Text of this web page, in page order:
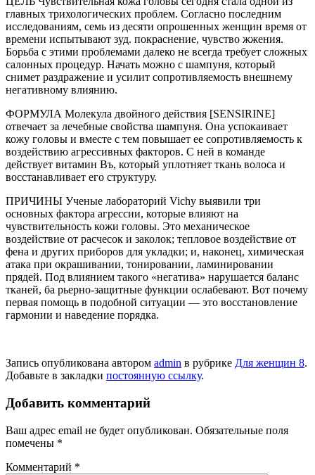
главных трихологических проблем. Согласно последним
исследованиям, семь из десяти опрошенных женщин время от
времени испытывают зуд. покраснение, чувство жжения.
Борьба с этими проблемами далеко не всегда требует сложных
салонных процедур. Начать можно с шампуня, который
снимет раздражение и усилит сопротивляемость внешнему
негативному влиянию.
ФОРМУЛА Молекула двойного действия [SENSIRINE]
отвечает за лечебные свойства шампуня. Она успокаивает
кожу головы и вместе с тем повышает ее сопротивляемость к
воздействию агрессивных факторов. С ней в команде
действует витамин Въ, который уплотняет ткань волоса и
восстанавливает его структуру.
ПРИЧИНЫ Ученые лабораторий Vichy выявили три
основных фактора агрессии, которые влияют на
чувствительность кожи головы. Это механическое
воздействие от расчесок и заколок; тепловое воздействие от
фена и других приборов для укладки; и, наконец, химическая
атака при окрашивании, тонировании, ламинировании
прядей. Под влиянием такого «негатива» нарушается баланс
тканей, ба рьерно-защитные функции ослабевают. Вот почему
первая помощь в подобной ситуации — это восстановление
гармонии и наведение порядка.
Запись опубликована автором admin в рубрике Для женщин 8.
Добавьте в закладки постоянную ссылку.
Добавить комментарий
Ваш адрес email не будет опубликован. Обязательные поля
помечены *
Комментарий *